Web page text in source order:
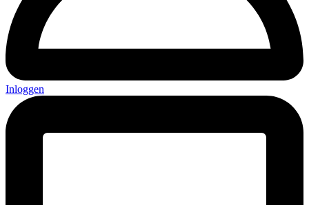
Inloggen